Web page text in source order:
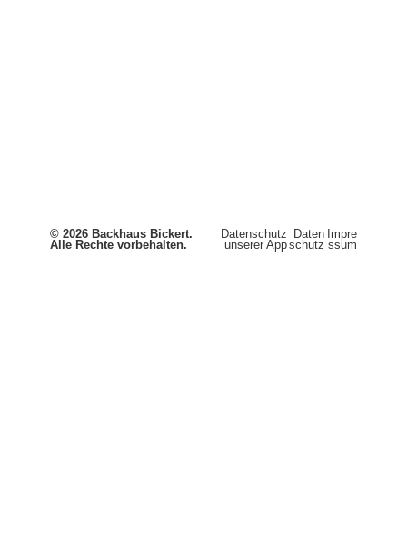
© 2026 Backhaus Bickert.
Alle Rechte vorbehalten.
Datenschutz
unserer App
Daten
schutz
Impre
ssum